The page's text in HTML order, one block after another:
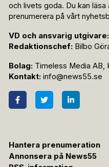
och livets goda. Du kan läsa
prenumerera på vårt
VD och ansvarig utgivare:
Redaktionschef: Bilbo
Bolag: Timeless Media AB,
Kontakt: info@news55.se
Hantera prenumeration
Annonsera på News55